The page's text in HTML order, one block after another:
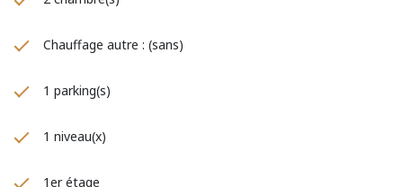
ESTIMATION APPARTEMENT LIBERCOURT
ESTIMATION TERRAIN LIBERCOURT
PRIX AU METRE CARRE LIBERCOURT
Chauffage autre : (sans)
1 parking(s)
1 niveau(x)
1er étage